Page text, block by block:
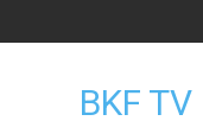
BKF TV